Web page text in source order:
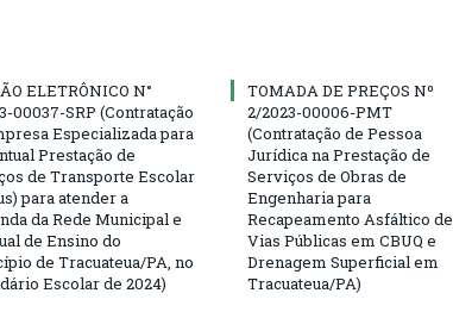
ELETRÔNICO N°
00037-SRP (Contratação
Especializada para
Prestação de
de Transporte Escolar
para atender a
da Rede Municipal e
de Ensino do
de Tracuateua/PA, no
Escolar de 2024)
TOMADA DE PREÇOS Nº
2/2023-00006-PMT
(Contratação de Pessoa
Jurídica na Prestação de
Serviços de Obras de
Engenharia para
Recapeamento Asfáltico de
Vias Públicas em CBUQ e
Drenagem Superficial em
Tracuateua/PA)